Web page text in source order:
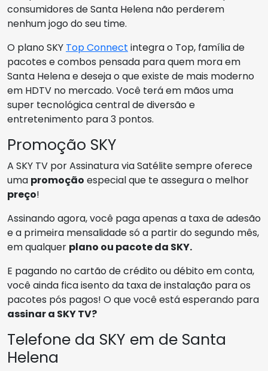
consumidores de Santa Helena não perderem
nenhum jogo do seu time.
O plano SKY Top Connect integra o Top, família de
pacotes e combos pensada para quem mora em
Santa Helena e deseja o que existe de mais moderno
em HDTV no mercado. Você terá em mãos uma
super tecnológica central de diversão e
entretenimento para 3 pontos.
Promoção SKY
A SKY TV por Assinatura via Satélite sempre oferece
uma promoção especial que te assegura o melhor
preço!
Assinando agora, você paga apenas a taxa de adesão
e a primeira mensalidade só a partir do segundo mês,
em qualquer plano ou pacote da SKY.
E pagando no cartão de crédito ou débito em conta,
você ainda fica isento da taxa de instalação para os
pacotes pós pagos! O que você está esperando para
assinar a SKY TV?
Telefone da SKY em de Santa
Helena